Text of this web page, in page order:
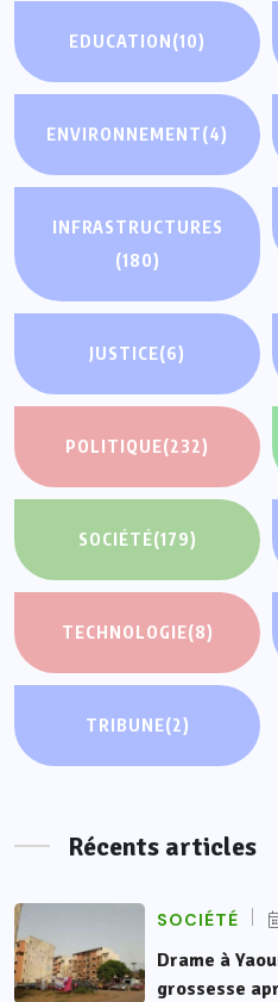
EDUCATION(10)
ENVIRONNEMENT(4)
INFRASTRUCTURES
(180)
JUSTICE(6)
POLITIQUE(232)
SOCIÉTÉ(179)
TECHNOLOGIE(8)
TRIBUNE(2)
Récents articles
SOCIÉTÉ
Drame à
grossesse